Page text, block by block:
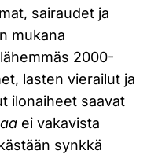
sairaudet ja
mukana
2000-
lasten vierailut ja
ilonaiheet saavat
ei vakavista
synkkä